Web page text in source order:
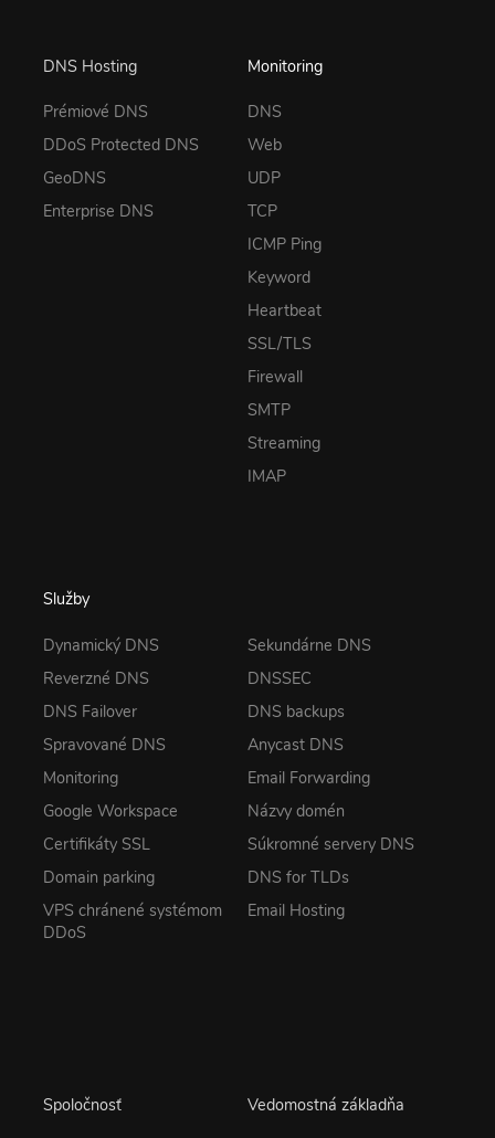
DNS Hosting
Prémiové DNS
DDoS Protected DNS
GeoDNS
Enterprise DNS
Monitoring
DNS
Web
UDP
TCP
ICMP Ping
Keyword
Heartbeat
SSL/TLS
Firewall
SMTP
Streaming
IMAP
Služby
Dynamický DNS
Reverzné DNS
DNS Failover
Spravované DNS
Monitoring
Google Workspace
Certifikáty SSL
Domain parking
VPS chránené systémom
DDoS
Sekundárne DNS
DNSSEC
DNS backups
Anycast DNS
Email Forwarding
Názvy domén
Súkromné servery DNS
DNS for TLDs
Email Hosting
Spoločnosť Vedomostná základňa